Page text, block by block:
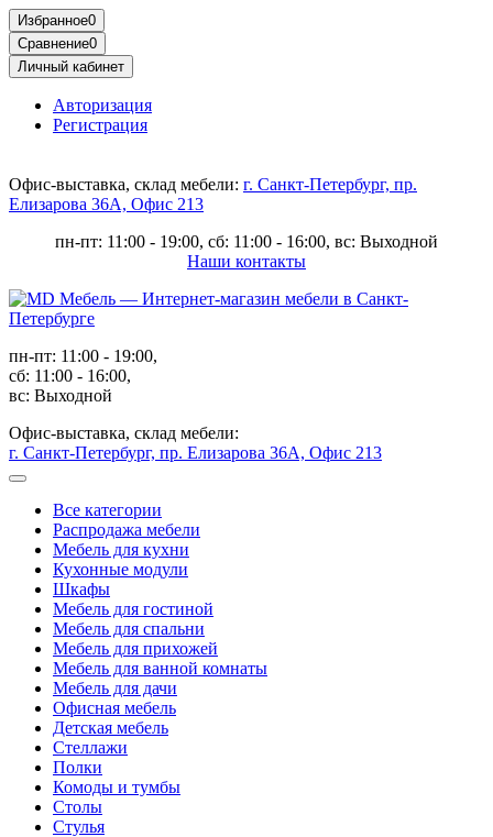
Избранное0
Сравнение0
Личный кабинет
Авторизация
Регистрация
Офис-выставка, склад мебели: г. Санкт-Петербург, пр.
Елизарова 36А, Офис 213
пн-пт: 11:00 - 19:00, сб: 11:00 - 16:00, вс: Выходной
Наши контакты
пн-пт: 11:00 - 19:00,
сб: 11:00 - 16:00,
вс: Выходной
Офис-выставка, склад мебели:
г. Санкт-Петербург, пр. Елизарова 36А, Офис 213
Все категории
Распродажа мебели
Мебель для кухни
Кухонные модули
Шкафы
Мебель для гостиной
Мебель для спальни
Мебель для прихожей
Мебель для ванной комнаты
Мебель для дачи
Офисная мебель
Детская мебель
Стеллажи
Полки
Комоды и тумбы
Столы
Стулья